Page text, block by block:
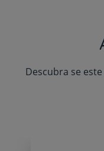
Descubra se